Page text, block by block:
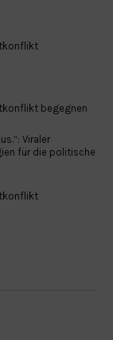
begegnen
Viraler
für die politische